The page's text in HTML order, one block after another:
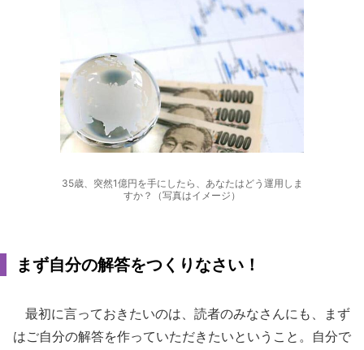
35歳、突然1億円を手にしたら、あなたはどう運用しま
すか？（写真はイメージ）
まず自分の解答をつくりなさい！
最初に言っておきたいのは、読者のみなさんにも、まず
はご自分の解答を作っていただきたいということ。自分で